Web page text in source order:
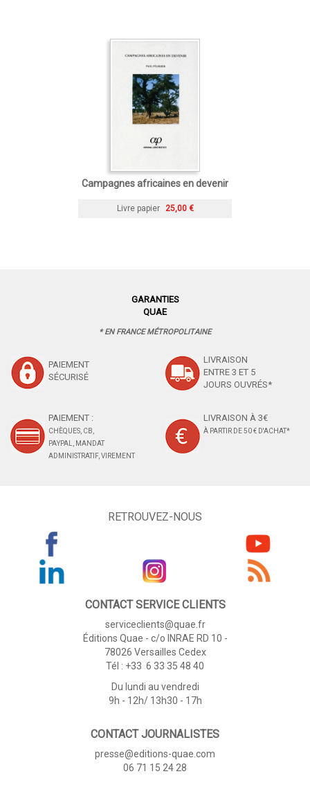
Campagnes africaines en devenir
Livre papier 25,00 €
GARANTIES
QUAE
* EN FRANCE MÉTROPOLITAINE
PAIEMENT
SÉCURISÉ
LIVRAISON
ENTRE 3 ET 5
JOURS OUVRÉS*
PAIEMENT :
CHÈQUES, CB,
PAYPAL, MANDAT
ADMINISTRATIF, VIREMENT
LIVRAISON À 3€
À PARTIR DE 50 € D'ACHAT*
RETROUVEZ-NOUS
CONTACT SERVICE CLIENTS
serviceclients@quae.fr
Éditions Quae - c/o INRAE RD 10 -
78026 Versailles Cedex
Tél : +33 6 33 35 48 40
Du lundi au vendredi
9h - 12h/ 13h30 - 17h
CONTACT JOURNALISTES
presse@editions-quae.com
06 71 15 24 28